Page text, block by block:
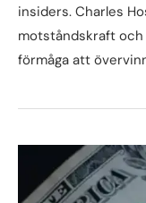
insiders. Charles
motståndskraft
förmåga att